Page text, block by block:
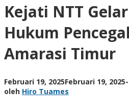
Hukum
di
Timur
Kejati NTT
Hukum
Amarasi Timur
Februari 19, 2025Februari 19, 2025-
oleh Hiro Tuames